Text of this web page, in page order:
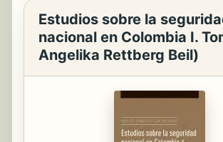
Estudios sobre la
nacional en Colombia I.
Angelika Rettberg Beil)